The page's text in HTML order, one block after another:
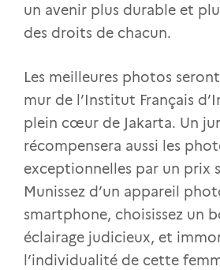
un avenir plus durable et
des droits de chacun.
Les meilleures photos
mur de l’Institut Français
plein cœur de Jakarta. Un
récompensera aussi les
exceptionnelles par un prix
Munissez d’un appareil
smartphone, choisissez un
éclairage judicieux, et
l’individualité de cette